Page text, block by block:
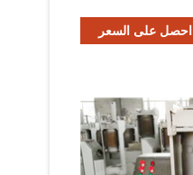
احصل على السعر